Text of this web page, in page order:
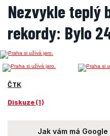
Nezvykle teplý
rekordy: Bylo
ČTK
Diskuze (1)
Jak vám má